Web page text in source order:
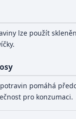
lze použít
pomáhá
pro konzumaci.